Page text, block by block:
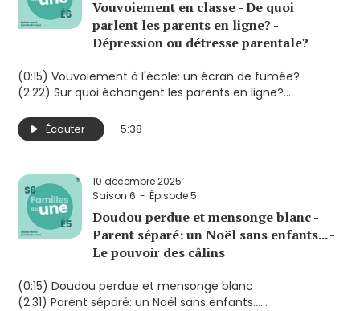
Vouvoiement en classe - De quoi
parlent les parents en ligne? -
Dépression ou détresse parentale?
(0:15) Vouvoiement à l'école: un écran de fumée?
(2:22) Sur quoi échangent les parents en ligne?
périnatale?
Écouter 5:38
10 décembre 2025
Saison 6
Épisode 5
Doudou perdue et mensonge blanc -
Parent séparé: un Noël sans enfants... -
Le pouvoir des câlins
(0:15) Doudou perdue et mensonge blanc
(2:31) Parent séparé: un Noël sans enfants...